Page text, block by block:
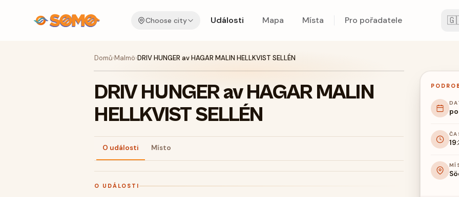
Choose city Události Mapa Místa Pro pořadatele
Domů›Malmö›DRIV HUNGER av HAGAR MALIN HELLKVIST SELLÉN
DRIV HUNGER av HAGAR MALIN
HELLKVIST SELLÉN
O události Místo
O UDÁLOSTI
po